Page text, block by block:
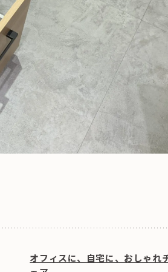
オフィスに、自宅に、おしゃれ